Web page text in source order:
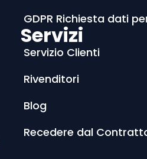
GDPR Richiesta dati
Servizi
Servizio Clienti
Rivenditori
Blog
Recedere dal